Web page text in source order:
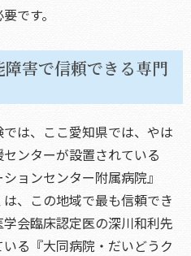
です。
害で信頼できる専門
は、ここ愛知県では、やは
ンターが設置されている
ョンセンター附属病院』
は、この地域で最も信頼でき
会臨床認定医の深川和利先
る『大同病院・だいどうク